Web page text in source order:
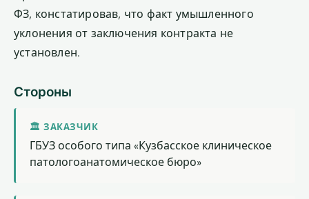
ФЗ, констатировав, что факт умышленного
уклонения от заключения контракта не
установлен.
Стороны
🏛 ЗАКАЗЧИК
ГБУЗ особого типа «Кузбасское клиническое
патологоанатомическое бюро»